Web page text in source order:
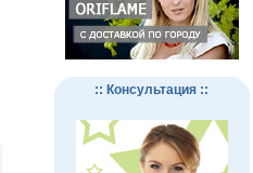
:: Консультация ::